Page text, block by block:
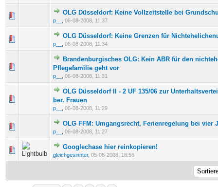
OLG Düsseldorf: Keine Vollzeitstelle bei
p__ 06-08-2008, 11:37
0 Bewertung(en) - 0 von 5 durchschnittlich
12345
OLG Düsseldorf: Keine Grenzen für
p__ 06-08-2008, 11:34
0 Bewertung(en) - 0 von 5 durchschnittlich
12345
Brandenburgisches OLG: Kein ABR für den
Pflegefamilie geht vor
p__ 06-08-2008, 11:31
0 Bewertung(en) - 0 von 5 durchschnittlich
1 234
OLG Düsseldorf II - 2 UF 135/06 zur
ber. Frauen
p__ 06-08-2008, 11:29
0 Bewertung(en) - 0 von 5 durchschnittlich
OLG FFM: Umgangsrecht, Ferienregelung bei vier
p__ 06-08-2008, 11:27
0 Bewertung(en) - 0 von 5 durchschnittlich
12345
Googlechase hier reinkopieren!
gleichgesinnter, 05-08-2008, 18:56
0 Bewertung(en) - 0 von 5 durchschnittlich
123 45